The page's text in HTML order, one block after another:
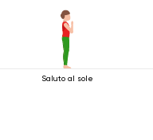
Saluto al sole